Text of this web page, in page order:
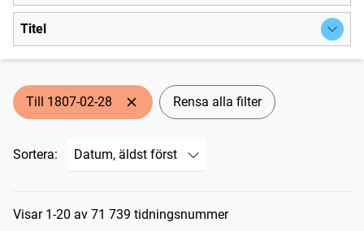
Titel
Till 1807-02-28 Rensa alla filter
Sortera:
Sökresultat
Visar 1-20 av 71 739 tidningsnummer